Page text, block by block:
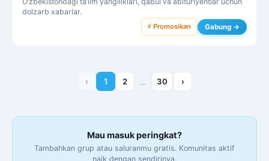
dolzarb xabarlar.
⚡ Promosikan Gabung →
‹ 1 2 … 30 ›
Mau masuk peringkat?
Tambahkan grup atau saluranmu gratis. Komunitas aktif
naik dengan sendirinya.